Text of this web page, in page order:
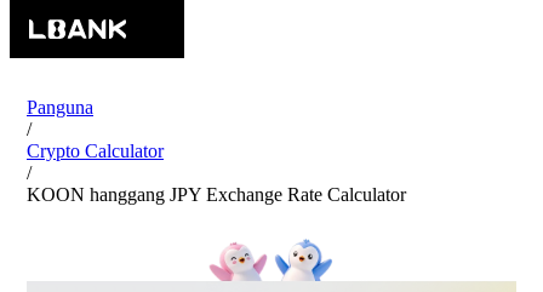
Panguna
/
Crypto Calculator
/
KOON hanggang JPY Exchange Rate Calculator